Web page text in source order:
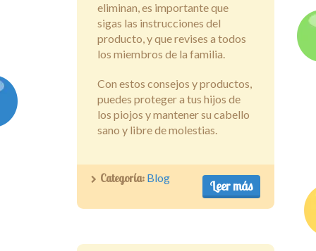
eliminan, es importante que
sigas las instrucciones del
producto, y que revises a todos
los miembros de la familia.
Con estos consejos y productos,
puedes proteger a tus hijos de
los piojos y mantener su cabello
sano y libre de molestias.
Leer más
Categoría: Blog